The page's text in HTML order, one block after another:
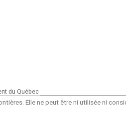
du Québec
Elle ne peut être ni utilisée ni